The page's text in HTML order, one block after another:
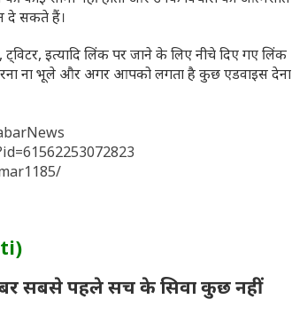
दे सकते हैं।
इत्यादि लिंक पर जाने के लिए नीचे दिए गए लिंक
ना भूले और अगर आपको लगता है कुछ एडवाइस देना
सबसे पहले सच के सिवा कुछ नहीं